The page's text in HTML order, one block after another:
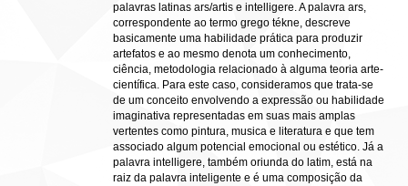
palavras latinas ars/artis e intelligere. A palavra ars,
correspondente ao termo grego tékne, descreve
basicamente uma habilidade prática para produzir
artefatos e ao mesmo denota um conhecimento,
ciência, metodologia relacionado à alguma teoria arte-
científica. Para este caso, consideramos que trata-se
de um conceito envolvendo a expressão ou habilidade
imaginativa representadas em suas mais amplas
vertentes como pintura, musica e literatura e que tem
associado algum potencial emocional ou estético. Já a
palavra intelligere, também oriunda do latim, está na
raiz da palavra inteligente e é uma composição da